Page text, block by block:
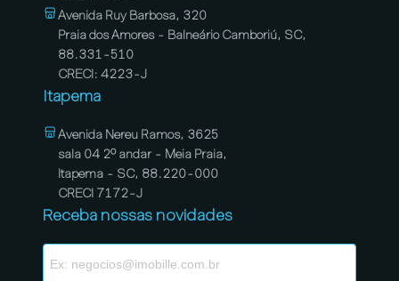
Avenida Ruy Barbosa, 320
Praia dos Amores - Balneário Camboriú, SC,
88.331-510
CRECI: 4223-J
Itapema
Avenida Nereu Ramos, 3625
sala 04 2º andar - Meia Praia,
Itapema - SC, 88.220-000
CRECI 7172-J
Receba nossas novidades